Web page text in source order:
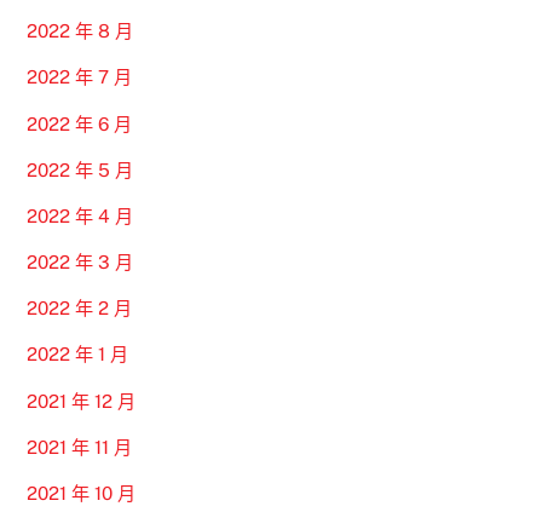
2022 年 8 月
2022 年 7 月
2022 年 6 月
2022 年 5 月
2022 年 4 月
2022 年 3 月
2022 年 2 月
2022 年 1 月
2021 年 12 月
2021 年 11 月
2021 年 10 月